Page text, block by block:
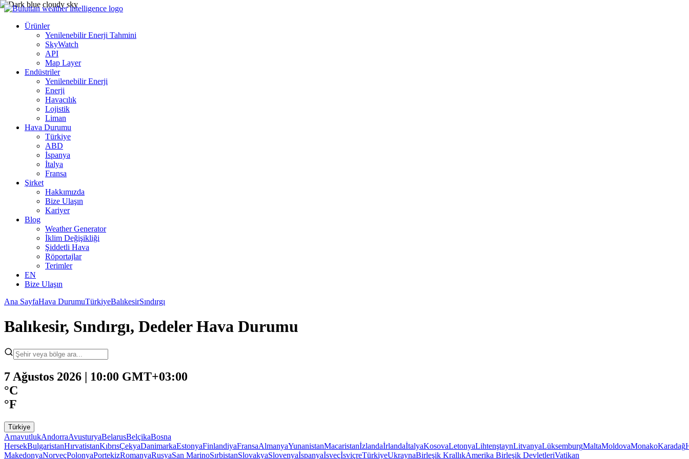
Ürünler
Yenilenebilir Enerji Tahmini
SkyWatch
API
Map Layer
Endüstriler
Yenilenebilir Enerji
Enerji
Havacılık
Lojistik
Liman
Hava Durumu
Türkiye
ABD
İspanya
İtalya
Fransa
Şirket
Hakkımızda
Bize Ulaşın
Kariyer
Blog
Weather Generator
İklim Değişikliği
Şiddetli Hava
Röportajlar
Terimler
EN
Bize Ulaşın
Ana SayfaHava DurumuTürkiyeBalıkesirSındırgı
Balıkesir, Sındırgı, Dedeler Hava Durumu
7 Ağustos 2026 | 10:00 GMT+03:00
°C
°F
Türkiye
ArnavutlukAndorraAvusturyaBelarusBelçikaBosna
HersekBulgaristanHırvatistanKıbrısÇekyaDanimarkaEstonyaFinlandiyaFransaAlmanyaYunanistanMacaristanİzlandaİrlandaİtalyaKosovaLetonyaLihtenştaynLitvanyaLüksemburgMaltaMoldovaMonakoKaradağ
MakedonyaNorveçPolonyaPortekizRomanyaRusyaSan MarinoSırbistanSlovakyaSlovenyaİspanyaİsveçİsviçreTürkiyeUkraynaBirleşik KrallıkAmerika Birleşik DevletleriVatikan